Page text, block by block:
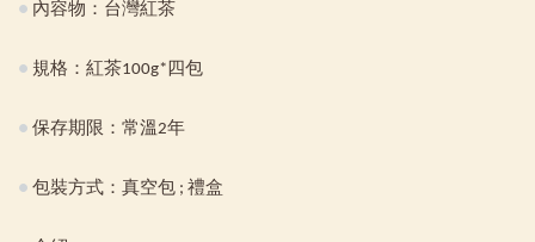
● 內容物：台灣紅茶
● 規格：紅茶100g*四包
● 保存期限：常溫2年
● 包裝方式：真空包 ; 禮盒